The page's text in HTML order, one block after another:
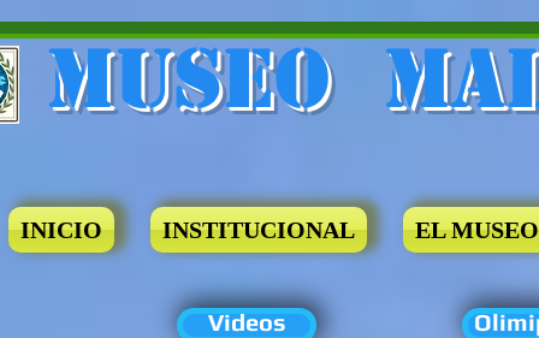
Museo​
INICIO INSTITUCIONAL EL MUSEO
Videos